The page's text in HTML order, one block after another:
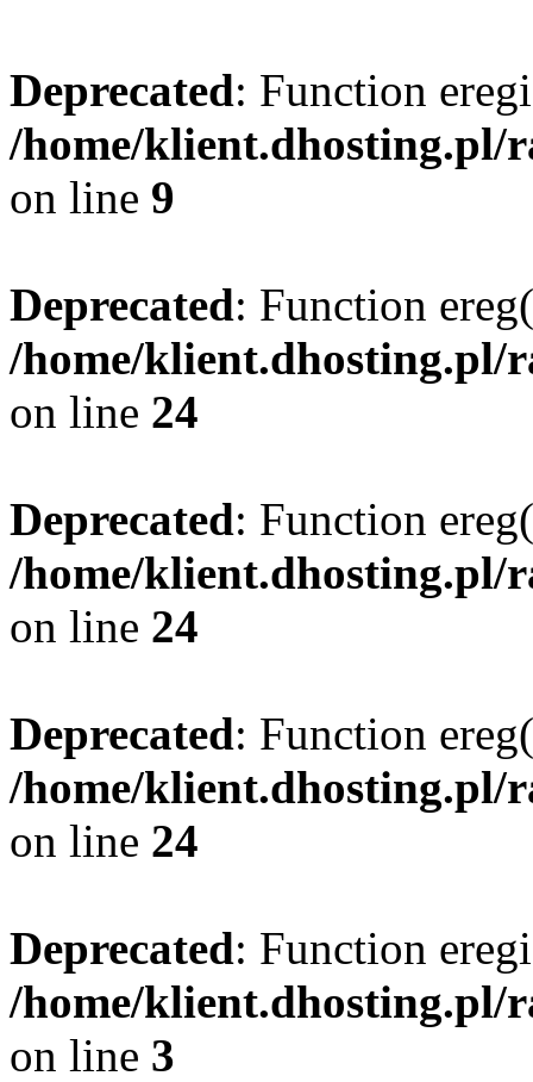
Deprecated: Function
/home/klient.dhosting.pl/
on line 9
Deprecated: Function
/home/klient.dhosting.pl/
on line 24
Deprecated: Function
/home/klient.dhosting.pl/
on line 24
Deprecated: Function
/home/klient.dhosting.pl/
on line 24
Deprecated: Function
/home/
on line 3